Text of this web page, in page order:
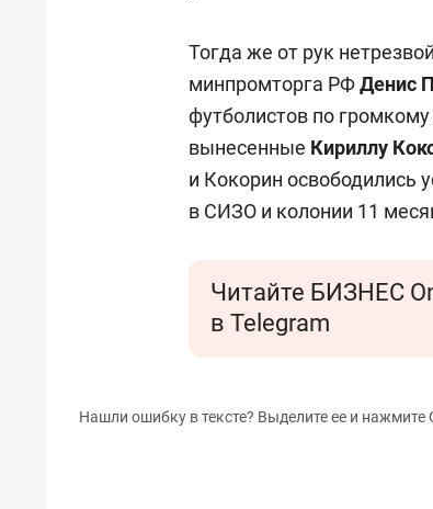
Тогда же от рук
минпромторга РФДенис
футболистов по
вынесенные Кириллу
и Кокорин освободились
в СИЗО и колонии 11
Читайте БИЗНЕС
в Telegram
Нашли ошибку в тексте? Выделите ее и нажмите